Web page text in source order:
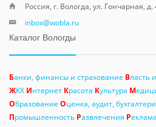
Россия, г. Вологда, ул. Гончарная, д.
inbox@wobla.ru
Каталог Вологды
Банки, финансы и страхование Власть
ЖКХ Интернет Красота Культура М
Образование Оценка, аудит,
Промышленность Развлечения Реклама